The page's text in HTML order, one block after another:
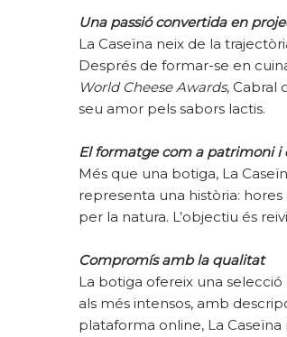
Una passió convertida en
La Caseïna neix de la
Després de formar-se en
World Cheese Awards, Cabral
seu amor pels sabors lactis.
El formatge com a patrimoni i
Més que una botiga, La
representa una història:
per la natura. L’objectiu és
Compromís amb la qualitat
La botiga ofereix una
als més intensos, amb
plataforma online, La